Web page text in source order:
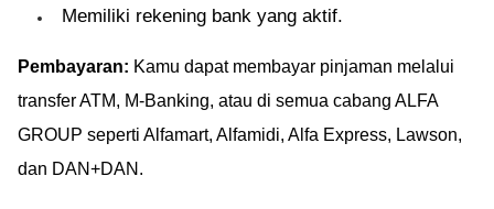
Memiliki rekening bank yang aktif.
Pembayaran: Kamu dapat membayar pinjaman melalui
transfer ATM, M-Banking, atau di semua cabang ALFA
GROUP seperti Alfamart, Alfamidi, Alfa Express, Lawson,
dan DAN+DAN.